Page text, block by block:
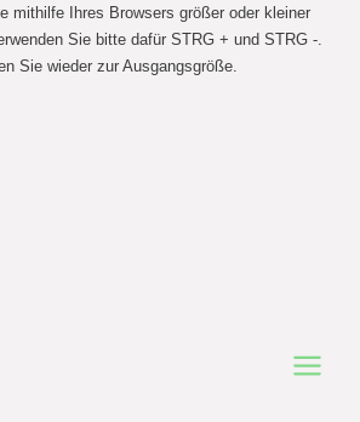
mithilfe Ihres Browsers größer oder kleiner
Sie bitte dafür STRG + und STRG -.
Sie wieder zur Ausgangsgröße.
Main